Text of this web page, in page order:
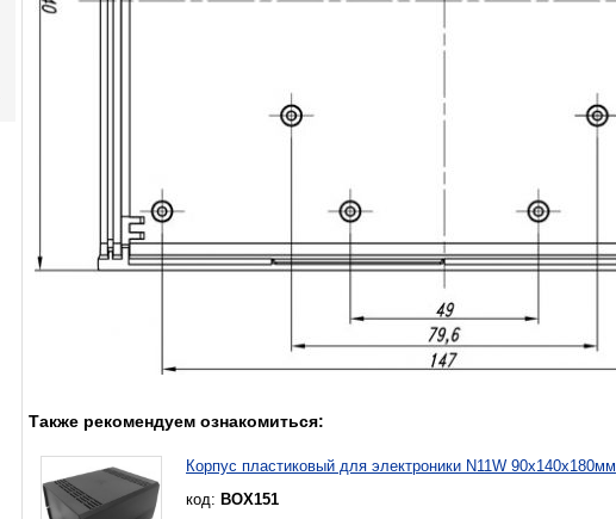
Также рекомендуем ознакомиться:
Корпус пластиковый для электроники N11W 90x140x180мм
код: BOX151